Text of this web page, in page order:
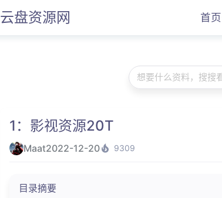
云盘资源网 首页
想要什么资料，搜搜看
1：影视资源20T
Maat2022-12-20 9309
目录摘要